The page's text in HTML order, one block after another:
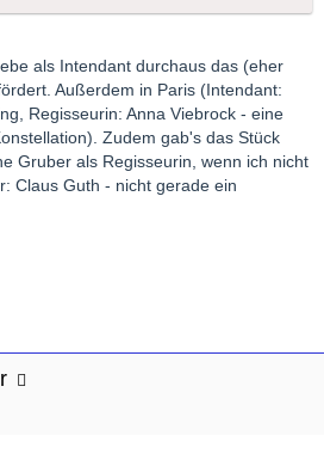
als Intendant durchaus das (eher
Außerdem in Paris (Intendant:
Regisseurin: Anna Viebrock - eine
Zudem gab's das Stück
Gruber als Regisseurin, wenn ich nicht
Claus Guth - nicht gerade ein